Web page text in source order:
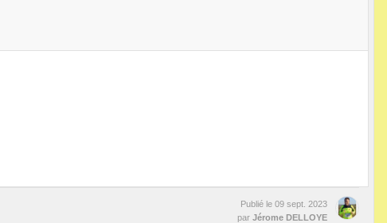
Publié le 09 sept. 2023
par Jérome DELLOYE